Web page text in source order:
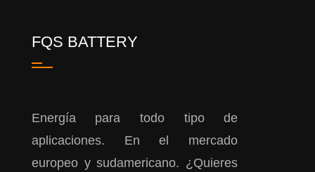
FQS BATTERY
Energía para todo tipo de
aplicaciones. En el mercado
europeo y sudamericano. ¿Quieres